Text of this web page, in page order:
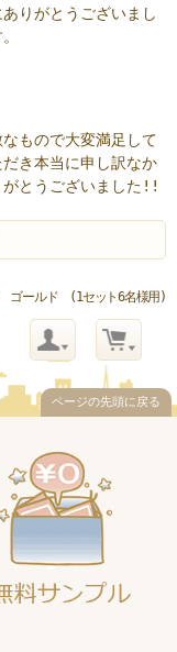
りがとうございまし
もので大変満足して
き本当に申し訳なか
がとうございました!!
ールド (1セット6名様用)
ページの先頭に戻る